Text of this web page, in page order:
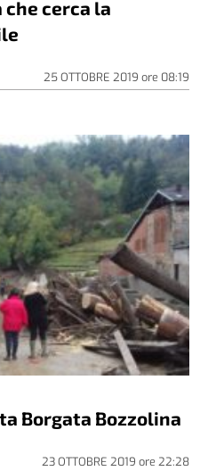
cerca la
25 OTTOBRE 2019 ore 08:19
Borgata Bozzolina
23 OTTOBRE 2019 ore 22:28